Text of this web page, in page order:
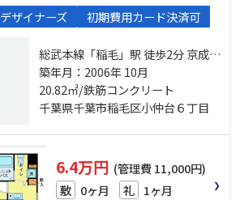
デザイナーズ 初期費用カード決済可
総武本線「稲毛」駅 徒歩2分 京成千
葉線「京成稲毛」駅 徒歩9分 京成千
葉線「みどり台」駅 徒歩25分
築年月：2006年 10月
20.82㎡/鉄筋コンクリート
千葉県千葉市稲毛区小仲台６丁目
6.4万円 (管理費 11,000円)
敷 0ヶ月 礼 1ヶ月